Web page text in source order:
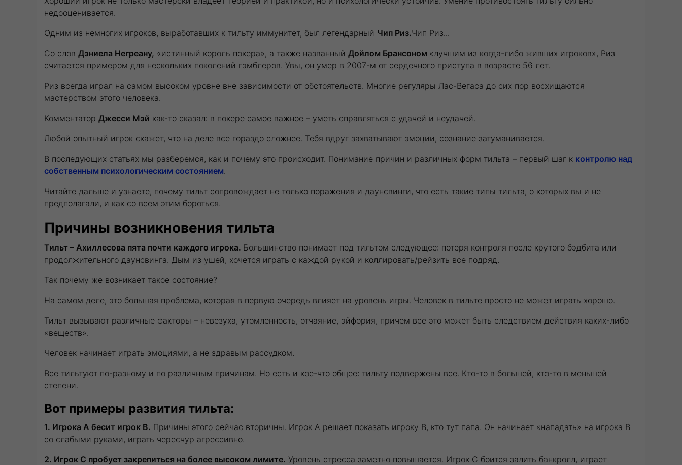
недооценивается.
Одним из немногих игроков, выработавших к тильту иммунитет, был легендарный Чип Риз.Чип Риз...
Со слов Дэниела Негреану, «истинный король покера», а также названный Дойлом Брансоном «лучшим из когда-либо живших игроков», Риз
считается примером для нескольких поколений гэмблеров. Увы, он умер в 2007-м от сердечного приступа в возрасте 56 лет.
Риз всегда играл на самом высоком уровне вне зависимости от обстоятельств. Многие регуляры Лас-Вегаса до сих пор восхищаются
мастерством этого человека.
Комментатор Джесси Мэй как-то сказал: в покере самое важное – уметь справляться с удачей и неудачей.
Любой опытный игрок скажет, что на деле все гораздо сложнее. Тебя вдруг захватывают эмоции, сознание затуманивается.
В последующих статьях мы разберемся, как и почему это происходит. Понимание причин и различных форм тильта – первый шаг к контролю над
собственным психологическим состоянием.
Читайте дальше и узнаете, почему тильт сопровождает не только поражения и даунсвинги, что есть такие типы тильта, о которых вы и не
предполагали, и как со всем этим бороться.
Причины возникновения тильта
Тильт – Ахиллесова пята почти каждого игрока. Большинство понимает под тильтом следующее: потеря контроля после крутого бэдбита или
продолжительного даунсвинга. Дым из ушей, хочется играть с каждой рукой и коллировать/рейзить все подряд.
Так почему же возникает такое состояние?
На самом деле, это большая проблема, которая в первую очередь влияет на уровень игры. Человек в тильте просто не может играть хорошо.
Тильт вызывают различные факторы – невезуха, утомленность, отчаяние, эйфория, причем все это может быть следствием действия каких-либо
«веществ».
Человек начинает играть эмоциями, а не здравым рассудком.
Все тильтуют по-разному и по различным причинам. Но есть и кое-что общее: тильту подвержены все. Кто-то в большей, кто-то в меньшей
степени.
Вот примеры развития тильта:
1. Игрока А бесит игрок B. Причины этого сейчас вторичны. Игрок А решает показать игроку В, кто тут папа. Он начинает «нападать» на игрока В
со слабыми руками, играть чересчур агрессивно.
2. Игрок С пробует закрепиться на более высоком лимите. Уровень стресса заметно повышается. Игрок С боится залить банкролл, играет